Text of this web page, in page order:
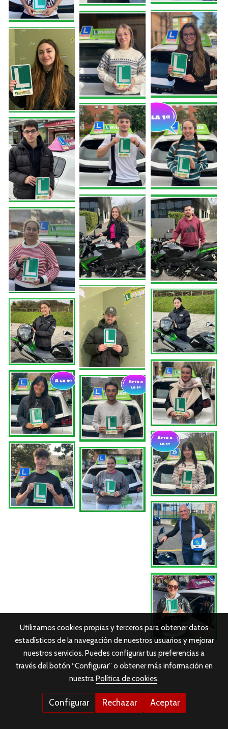
Utilizamos cookies propias y terceros para obtener datos
estadísticos de la navegación de nuestros usuarios y mejorar
nuestros servicios. Puedes configurar tus preferencias a
través del botón “Configurar” o obtener más información en
nuestraPolítica de cookies.
Configurar Rechazar Aceptar